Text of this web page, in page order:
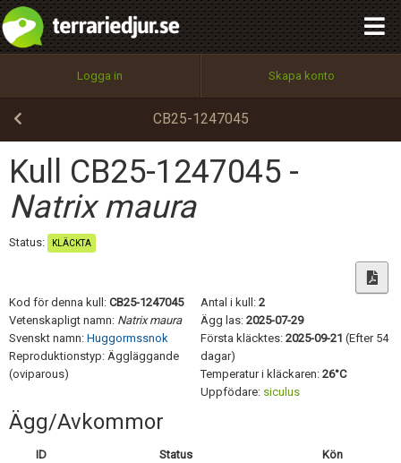
Logga in Skapa konto
CB25-1247045
Kull CB25-1247045 -
Natrix maura
Status: KLÄCKTA
Kod för denna kull: CB25-1247045
Vetenskapligt namn: Natrix maura
Svenskt namn: Huggormssnok
Reproduktionstyp: Äggläggande
(oviparous)
Antal i kull: 2
Ägg las: 2025-07-29
Första kläcktes: 2025-09-21 (Efter 54
dagar)
Temperatur i kläckaren: 26°C
Uppfödare: siculus
Ägg/Avkommor
ID Status
Kön
Utför
100%
OK
integritetspolicy
Namn:
Epost:
Användarnamn:
Privacy Policy
Terms of Service
Skapa konto
Begär nytt lösenord
Tillbaka till förstasidan